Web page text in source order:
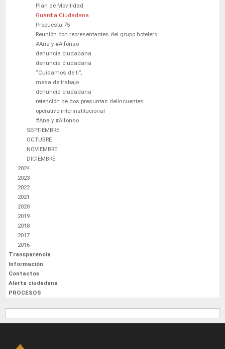
Plan de Movilidad
Guardia Ciudadana
Propuesta 75
Reunión con representantes del grupo hotelero
#Ana y #Alfonso
denuncia ciudadana
denuncia ciudadana
“Cuidamos de ti”,
mesa de trabajo
denuncia ciudadana
retención de dos presuntas delincuentes
operativo interinstitucional
#Ana y #Alfonso
SEPTIEMBRE
OCTUBRE
NOVIEMBRE
DICIEMBRE
2024
2023
2022
2021
2020
2019
2018
2017
2016
Transparencia
Información
Contactos
Alerta ciudadana
PROCESOS